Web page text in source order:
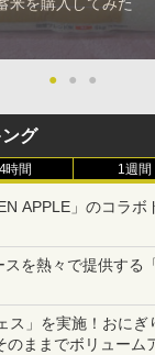
米を購入してみた
● ● ●
グ
時間 1週間
APPLE」のコラボ
を熱々で提供する
ス」を実施！おにぎ
のままでボリューム